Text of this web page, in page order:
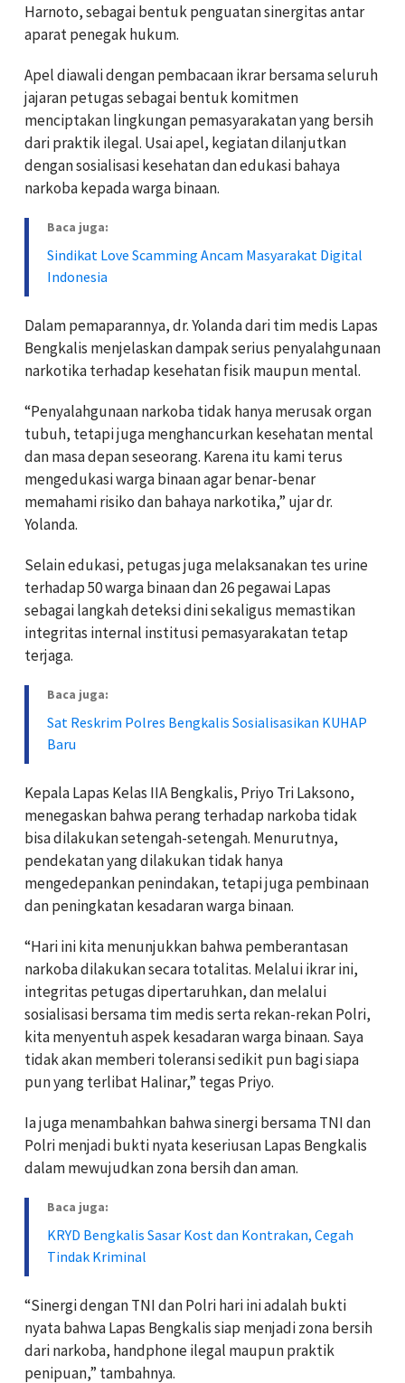
Harnoto, sebagai bentuk penguatan sinergitas antar
aparat penegak hukum.
Apel diawali dengan pembacaan ikrar bersama seluruh
jajaran petugas sebagai bentuk komitmen
menciptakan lingkungan pemasyarakatan yang bersih
dari praktik ilegal. Usai apel, kegiatan dilanjutkan
dengan sosialisasi kesehatan dan edukasi bahaya
narkoba kepada warga binaan.
Baca juga:
Sindikat Love Scamming Ancam Masyarakat Digital
Indonesia
Dalam pemaparannya, dr. Yolanda dari tim medis Lapas
Bengkalis menjelaskan dampak serius penyalahgunaan
narkotika terhadap kesehatan fisik maupun mental.
“Penyalahgunaan narkoba tidak hanya merusak organ
tubuh, tetapi juga menghancurkan kesehatan mental
dan masa depan seseorang. Karena itu kami terus
mengedukasi warga binaan agar benar-benar
memahami risiko dan bahaya narkotika,” ujar dr.
Yolanda.
Selain edukasi, petugas juga melaksanakan tes urine
terhadap 50 warga binaan dan 26 pegawai Lapas
sebagai langkah deteksi dini sekaligus memastikan
integritas internal institusi pemasyarakatan tetap
terjaga.
Baca juga:
Sat Reskrim Polres Bengkalis Sosialisasikan KUHAP
Baru
Kepala Lapas Kelas IIA Bengkalis, Priyo Tri Laksono,
menegaskan bahwa perang terhadap narkoba tidak
bisa dilakukan setengah-setengah. Menurutnya,
pendekatan yang dilakukan tidak hanya
mengedepankan penindakan, tetapi juga pembinaan
dan peningkatan kesadaran warga binaan.
“Hari ini kita menunjukkan bahwa pemberantasan
narkoba dilakukan secara totalitas. Melalui ikrar ini,
integritas petugas dipertaruhkan, dan melalui
sosialisasi bersama tim medis serta rekan-rekan Polri,
kita menyentuh aspek kesadaran warga binaan. Saya
tidak akan memberi toleransi sedikit pun bagi siapa
pun yang terlibat Halinar,” tegas Priyo.
Ia juga menambahkan bahwa sinergi bersama TNI dan
Polri menjadi bukti nyata keseriusan Lapas Bengkalis
dalam mewujudkan zona bersih dan aman.
Baca juga:
KRYD Bengkalis Sasar Kost dan Kontrakan, Cegah
Tindak Kriminal
“Sinergi dengan TNI dan Polri hari ini adalah bukti
nyata bahwa Lapas Bengkalis siap menjadi zona bersih
dari narkoba, handphone ilegal maupun praktik
penipuan,” tambahnya.